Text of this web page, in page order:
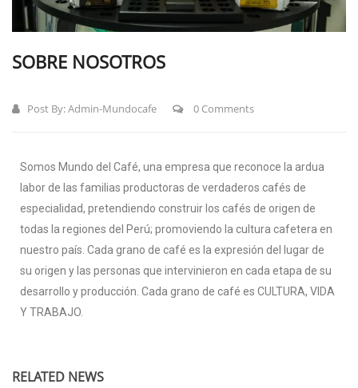
SOBRE NOSOTROS
Post By:Admin-Mundocafe 0 Comments
Somos Mundo del Café, una empresa que reconoce la ardua
labor de las familias productoras de verdaderos cafés de
especialidad, pretendiendo construir los cafés de origen de
todas la regiones del Perú; promoviendo la cultura cafetera en
nuestro país. Cada grano de café es la expresión del lugar de
su origen y las personas que intervinieron en cada etapa de su
desarrollo y producción. Cada grano de café es CULTURA, VIDA
Y TRABAJO.
RELATED NEWS